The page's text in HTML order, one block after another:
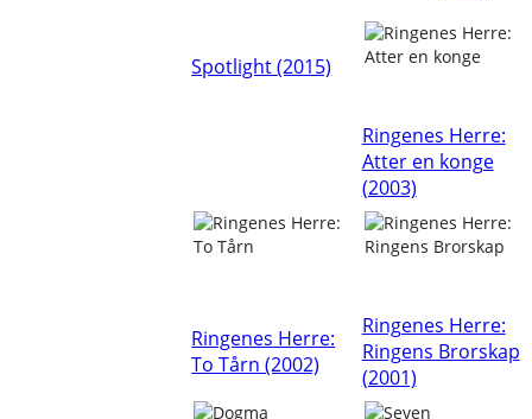
Spotlight (2015)
Ringenes Herre:
Atter en konge
(2003)
Ringenes Herre:
To Tårn (2002)
Ringenes Herre:
Ringens Brorskap
(2001)